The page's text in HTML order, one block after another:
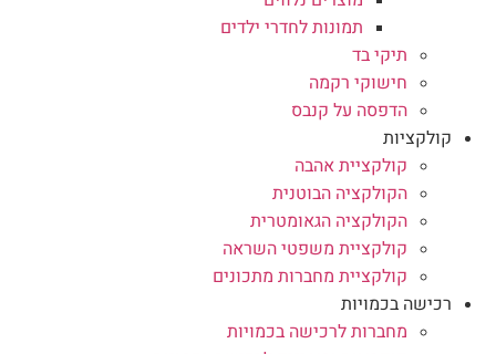
תמונות לחדרי ילדים
תיקי בד
חישוקי רקמה
הדפסה על קנבס
קולקציות
קולקציית אהבה
הקולקציה הבוטנית
הקולקציה הגאומטרית
קולקציית משפטי השראה
קולקציית מחברות מתכונים
רכישה בכמויות
מחברות לרכישה בכמויות